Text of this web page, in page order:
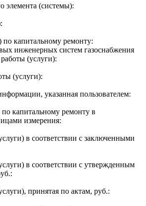
элемента (системы):
капитальному ремонту:
инженерных систем газоснабжения
(услуги):
(услуги):
указанная пользователем:
капитальному ремонту в
измерения:
в соответствии с заключенными
в соответствии с утвержденным
принятая по актам, руб.: